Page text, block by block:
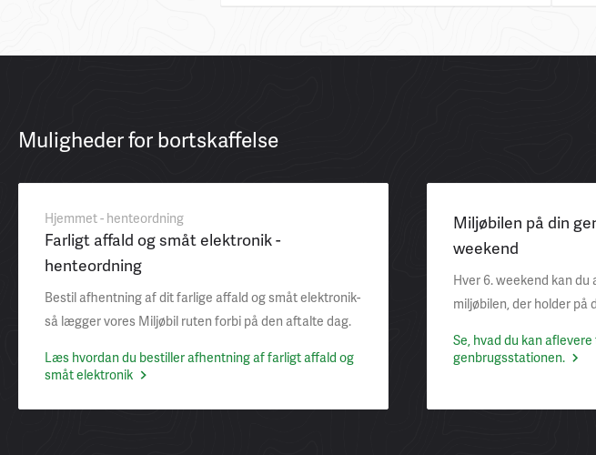
Muligheder for bortskaffelse
Hjemmet - henteordning
Farligt affald og småt elektronik -
henteordning
Bestil afhentning af dit farlige affald og småt elektronik-
så lægger vores Miljøbil ruten forbi på den aftalte dag.
Læs hvordan du bestiller afhentning af farligt affald og
småt elektronik
Miljøbilen på din
weekend
Hver 6. weekend kan
miljøbilen, der holder på
Se, hvad du kan
genbrugsstationen.